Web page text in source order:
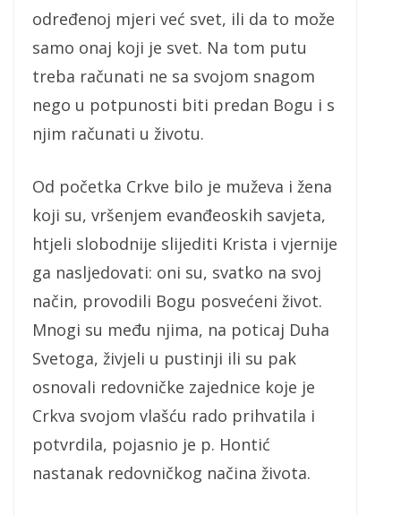
određenoj mjeri već svet, ili da to može
samo onaj koji je svet. Na tom putu
treba računati ne sa svojom snagom
nego u potpunosti biti predan Bogu i s
njim računati u životu.
Od početka Crkve bilo je muževa i žena
koji su, vršenjem evanđeoskih savjeta,
htjeli slobodnije slijediti Krista i vjernije
ga nasljedovati: oni su, svatko na svoj
način, provodili Bogu posvećeni život.
Mnogi su među njima, na poticaj Duha
Svetoga, živjeli u pustinji ili su pak
osnovali redovničke zajednice koje je
Crkva svojom vlašću rado prihvatila i
potvrdila, pojasnio je p. Hontić
nastanak redovničkog načina života.